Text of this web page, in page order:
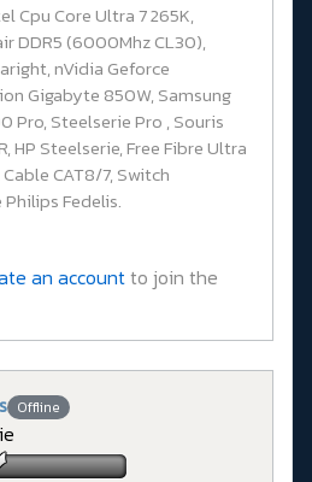
Cpu Core Ultra 7 265K,
DDR5 (6000Mhz CL30),
nVidia Geforce
Gigabyte 850W, Samsung
Pro, Steelserie Pro , Souris
HP Steelserie, Free Fibre Ultra
CAT8/7, Switch
Fedelis.
an accountto join the
Offline